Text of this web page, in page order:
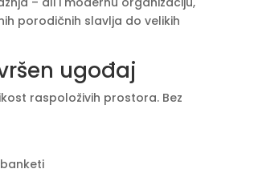
porodičnih slavlja do velikih
ugođaj
raspoloživih prostora. Bez